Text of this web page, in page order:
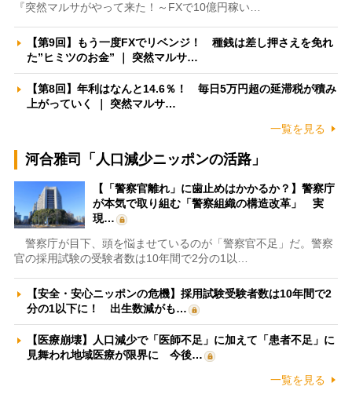
『突然マルサがやって来た！～FXで10億円稼い…
【第9回】もう一度FXでリベンジ！ 種銭は差し押さえを免れ
た”ヒミツのお金” ｜ 突然マルサ…
【第8回】年利はなんと14.6％！ 毎日5万円超の延滞税が積み
上がっていく ｜ 突然マルサ…
一覧を見る
河合雅司「人口減少ニッポンの活路」
【「警察官離れ」に歯止めはかかるか？】警察庁
が本気で取り組む「警察組織の構造改革」 実
現…
警察庁が目下、頭を悩ませているのが「警察官不足」だ。警察
官の採用試験の受験者数は10年間で2分の1以…
【安全・安心ニッポンの危機】採用試験受験者数は10年間で2
分の1以下に！ 出生数減がも…
【医療崩壊】人口減少で「医師不足」に加えて「患者不足」に
見舞われ地域医療が限界に 今後…
一覧を見る